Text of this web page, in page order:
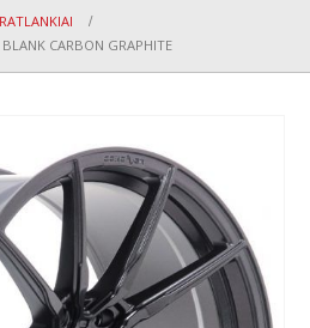
CARBON GRAPHITE